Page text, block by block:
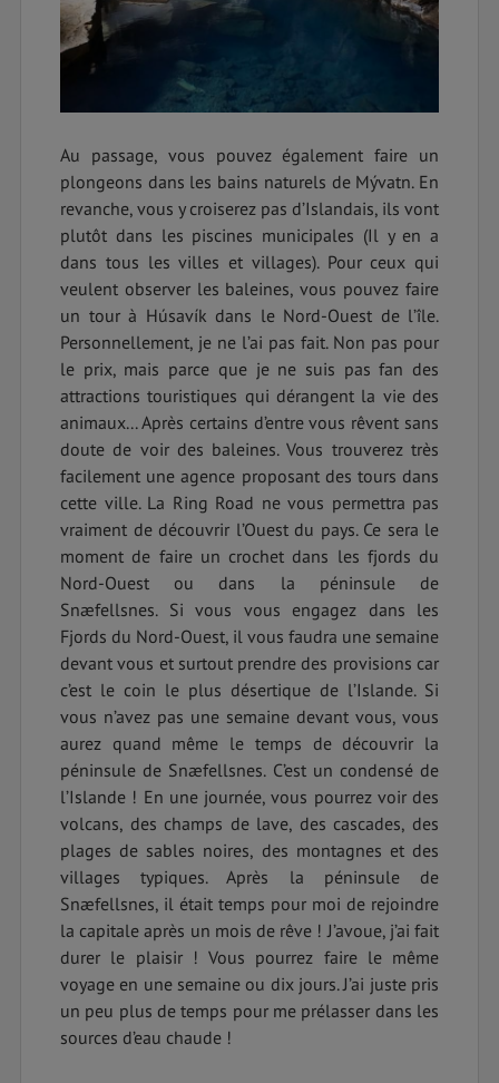
Au passage, vous pouvez également faire un
plongeons dans les bains naturels de Mývatn. En
revanche, vous y croiserez pas d’Islandais, ils vont
plutôt dans les piscines municipales (Il y en a
dans tous les villes et villages). Pour ceux qui
veulent observer les baleines, vous pouvez faire
un tour à Húsavík dans le Nord-Ouest de l’île.
Personnellement, je ne l’ai pas fait. Non pas pour
le prix, mais parce que je ne suis pas fan des
attractions touristiques qui dérangent la vie des
animaux... Après certains d’entre vous rêvent sans
doute de voir des baleines. Vous trouverez très
facilement une agence proposant des tours dans
cette ville. La Ring Road ne vous permettra pas
vraiment de découvrir l’Ouest du pays. Ce sera le
moment de faire un crochet dans les fjords du
Nord-Ouest ou dans la péninsule de
Snæfellsnes. Si vous vous engagez dans les
Fjords du Nord-Ouest, il vous faudra une semaine
devant vous et surtout prendre des provisions car
c’est le coin le plus désertique de l’Islande. Si
vous n’avez pas une semaine devant vous, vous
aurez quand même le temps de découvrir la
péninsule de Snæfellsnes. C’est un condensé de
l’Islande ! En une journée, vous pourrez voir des
volcans, des champs de lave, des cascades, des
plages de sables noires, des montagnes et des
villages typiques. Après la péninsule de
Snæfellsnes, il était temps pour moi de rejoindre
la capitale après un mois de rêve ! J’avoue, j’ai fait
durer le plaisir ! Vous pourrez faire le même
voyage en une semaine ou dix jours. J’ai juste pris
un peu plus de temps pour me prélasser dans les
sources d’eau chaude !